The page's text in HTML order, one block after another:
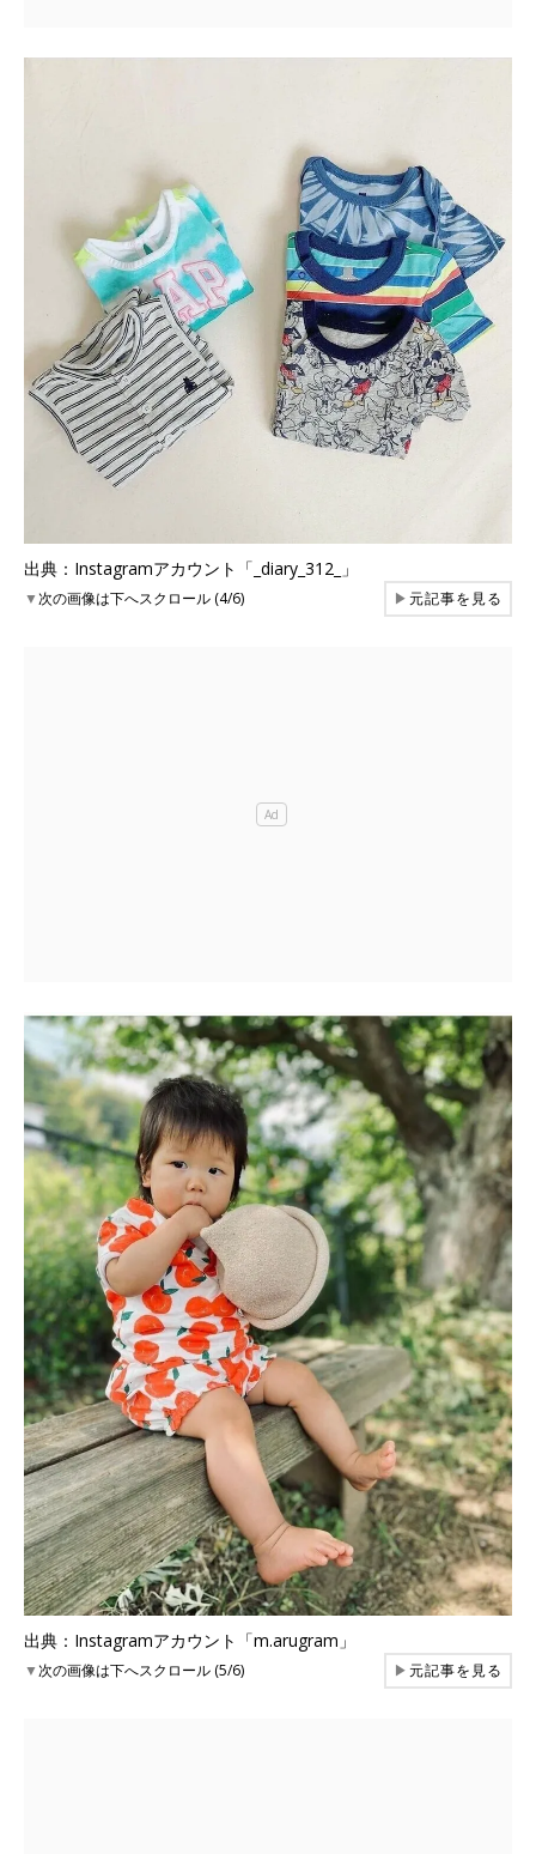
出典：Instagramアカウント「_diary_312_」
▼次の画像は下へスクロール (4/6) ▶元記事を見る
出典：Instagramアカウント「m.arugram」
▼次の画像は下へスクロール (5/6) ▶元記事を見る